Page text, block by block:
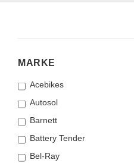
MARKE
MARKE
Acebikes
Autosol
Barnett
Battery Tender
Bel-Ray